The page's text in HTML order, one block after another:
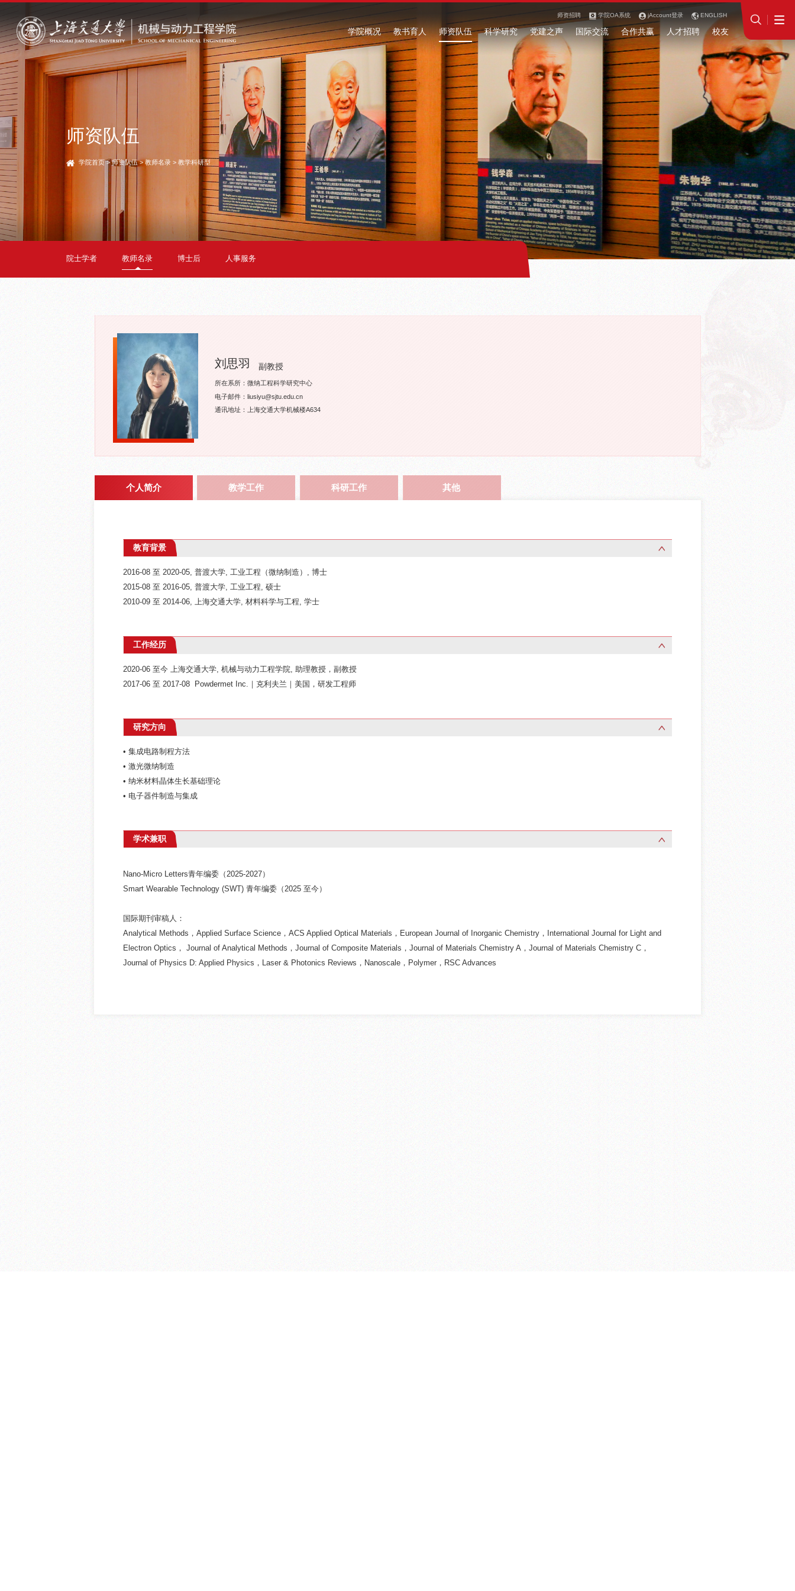
师资招聘 学院OA系统 jAccount登录 ENGLISH
学院概况 教书育人 师资队伍 科学研究 党建之声 国际交流 合作共赢 人才招聘 校友
师资队伍
学院首页>师资队伍>教师名录 > 教学科研型
院士学者 教师名录 博士后 人事服务
刘思羽 副教授
所在系所：微纳工程科学研究中心
电子邮件：liusiyu@sjtu.edu.cn
通讯地址：上海交通大学机械楼A634
个人简介 教学工作 科研工作 其他
教育背景
2016-08 至 2020-05, 普渡大学, 工业工程（微纳制造）, 博士
2015-08 至 2016-05, 普渡大学, 工业工程, 硕士
2010-09 至 2014-06, 上海交通大学, 材料科学与工程, 学士
工作经历
2020-06 至今 上海交通大学, 机械与动力工程学院, 助理教授，副教授
2017-06 至 2017-08 Powdermet Inc.｜克利夫兰｜美国，研发工程师
研究方向
• 集成电路制程方法
• 激光微纳制造
• 纳米材料晶体生长基础理论
• 电子器件制造与集成
学术兼职
Nano-Micro Letters青年编委（2025-2027）
Smart Wearable Technology (SWT) 青年编委（2025 至今）
国际期刊审稿人：
Analytical Methods，Applied Surface Science，ACS Applied Optical Materials，European Journal of Inorganic Chemistry，International Journal for Light and
Electron Optics， Journal of Analytical Methods，Journal of Composite Materials，Journal of Materials Chemistry A，Journal of Materials Chemistry C，
Journal of Physics D: Applied Physics，Laser & Photonics Reviews，Nanoscale，Polymer，RSC Advances